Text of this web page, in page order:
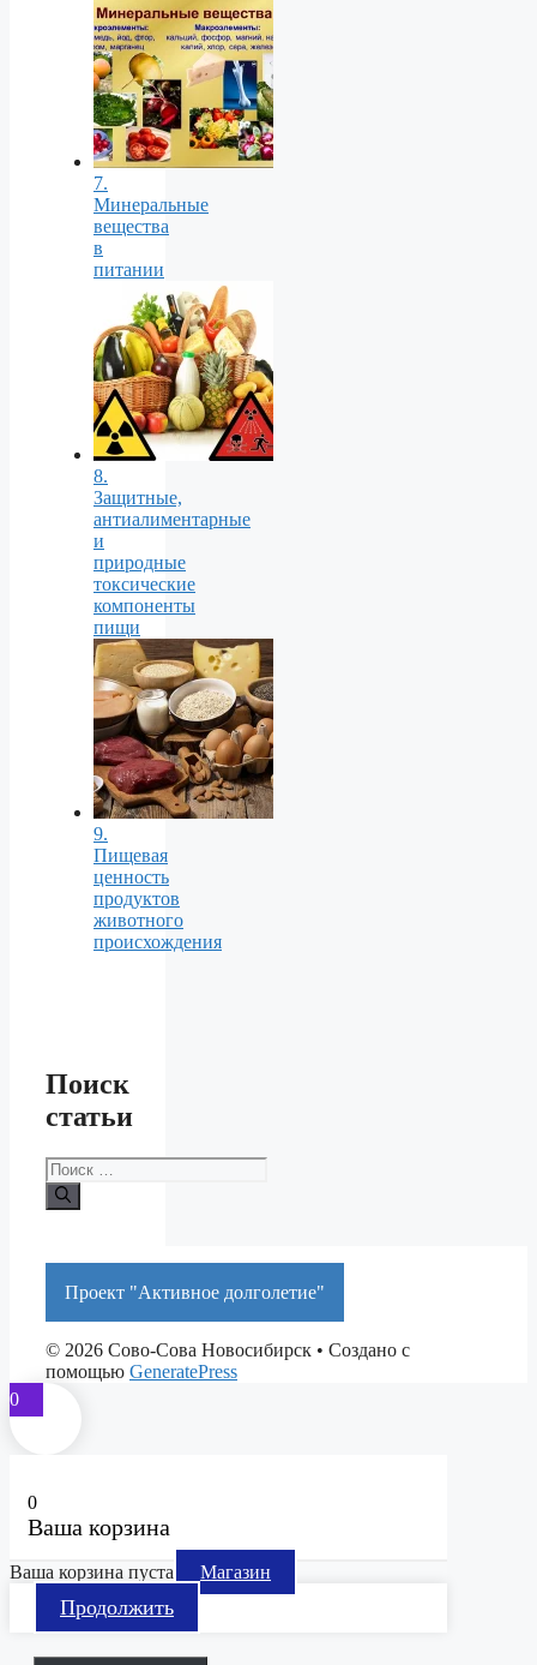
7.
Минеральные
вещества
в
питании
8.
Защитные,
антиалиментарные
и
природные
токсические
компоненты
пищи
9.
Пищевая
ценность
продуктов
животного
происхождения
Поиск
статьи
Поиск:
Проект "Активное долголетие"
© 2026 Сово-Сова Новосибирск • Создано с
помощью GeneratePress
0
0
Ваша корзина
Ваша корзина пуста Магазин
Продолжить